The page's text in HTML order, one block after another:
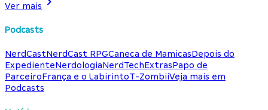
Ver mais
Podcasts
NerdCastNerdCast RPGCaneca de MamicasDepois do
ExpedienteNerdologiaNerdTechExtrasPapo de
ParceiroFrança e o LabirintoT-ZombiiVeja mais em
Podcasts